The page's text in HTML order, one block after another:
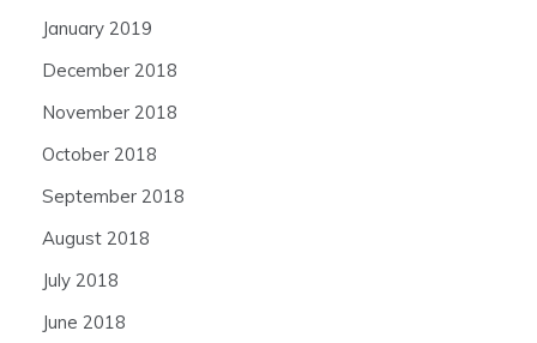
January 2019
December 2018
November 2018
October 2018
September 2018
August 2018
July 2018
June 2018